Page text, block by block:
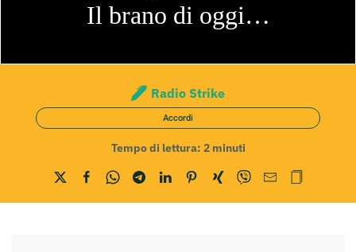
Il brano di oggi…
Radio Strike
Accordi
Tempo di lettura: 2 minuti